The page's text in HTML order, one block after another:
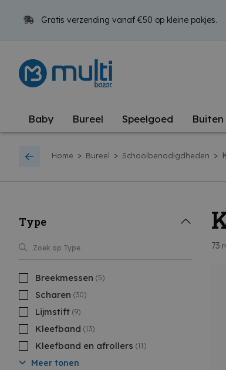
Gratis verzending vanaf €50 op kleine pakjes.
Baby Bureel Speelgoed Buiten
Home > Bureel > Schoolbenodigdheden >
Type
Breekmessen (5)
Scharen (30)
Lijmstift (9)
Kleefband (13)
Kleefband en afrollers (11)
Meer tonen
73